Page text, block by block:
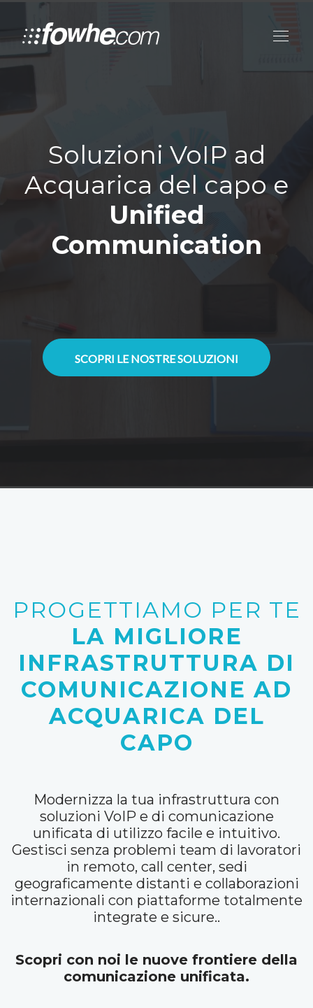
Soluzioni VoIP ad
Acquarica del capo e
Unified
Communication
SCOPRI LE NOSTRE SOLUZIONI
PROGETTIAMO PER TE
LA MIGLIORE
INFRASTRUTTURA DI
COMUNICAZIONE AD
ACQUARICA DEL
CAPO
Modernizza la tua infrastruttura con
soluzioni VoIP e di comunicazione
unificata di utilizzo facile e intuitivo.
Gestisci senza problemi team di lavoratori
in remoto, call center, sedi
geograficamente distanti e collaborazioni
internazionali con piattaforme totalmente
integrate e sicure..
Scopri con noi le nuove frontiere della
comunicazione unificata.